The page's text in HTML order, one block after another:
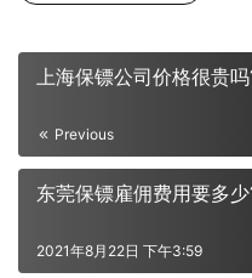
上海保镖公司价格很贵
Previous
东莞保镖雇佣费用要多
2021年8月22日 下午3:59